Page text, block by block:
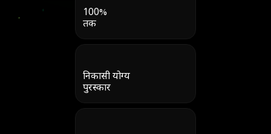
100%
तक
निकासी योग्य
पुरस्कार